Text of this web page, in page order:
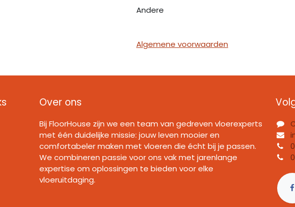
Andere
Algemene voorwaarden
Over ons
Bij FloorHouse zijn we een team van gedreven vloerexperts
met één duidelijke missie: jouw leven mooier en
comfortabeler maken met vloeren die écht bij je passen.
We combineren passie voor ons vak met jarenlange
expertise om oplossingen te bieden voor elke
vloeruitdaging.